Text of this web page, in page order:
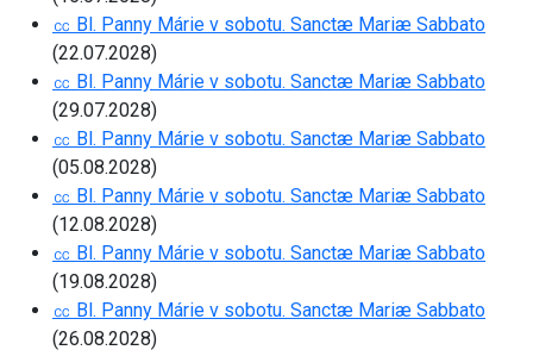
㏄ Bl. Panny Márie v sobotu. Sanctæ Mariæ Sabbato
(22.07.2028)
㏄ Bl. Panny Márie v sobotu. Sanctæ Mariæ Sabbato
(29.07.2028)
㏄ Bl. Panny Márie v sobotu. Sanctæ Mariæ Sabbato
(05.08.2028)
㏄ Bl. Panny Márie v sobotu. Sanctæ Mariæ Sabbato
(12.08.2028)
㏄ Bl. Panny Márie v sobotu. Sanctæ Mariæ Sabbato
(19.08.2028)
㏄ Bl. Panny Márie v sobotu. Sanctæ Mariæ Sabbato
(26.08.2028)